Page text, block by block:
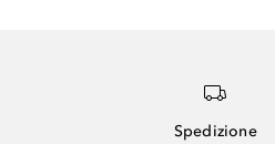
Spedizione